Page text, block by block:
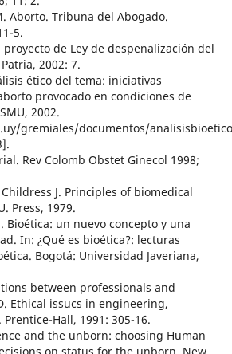
Aborto. Tribuna del Abogado.
5.
proyecto de Ley de despenalización del
2002: 7.
ético del tema: iniciativas
provocado en condiciones de
2002.
gremiales/documentos/
Rev Colomb Obstet Ginecol 1998;
J. Principles of biomedical
Press, 1979.
Bioética: un nuevo concepto y una
In: ¿Qué es bioética?: lecturas
Bogotá: Universidad Javeriana,
between professionals and
Ethical issucs in engineering,
Prentice-Hall, 1991: 305-16.
and the unborn: choosing Human